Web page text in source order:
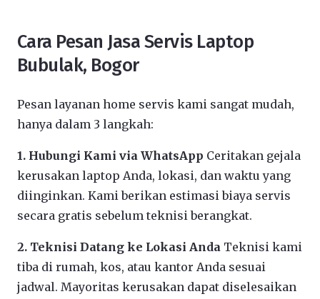
Cara Pesan Jasa Servis Laptop
Bubulak, Bogor
Pesan layanan home servis kami sangat mudah,
hanya dalam 3 langkah:
1. Hubungi Kami via WhatsApp Ceritakan gejala
kerusakan laptop Anda, lokasi, dan waktu yang
diinginkan. Kami berikan estimasi biaya servis
secara gratis sebelum teknisi berangkat.
2. Teknisi Datang ke Lokasi Anda Teknisi kami
tiba di rumah, kos, atau kantor Anda sesuai
jadwal. Mayoritas kerusakan dapat diselesaikan